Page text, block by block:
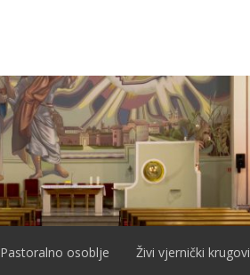
Pastoralno osoblje Živi vjernički krugovi